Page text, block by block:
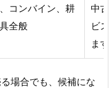
コンバイン、耕
全般
中
ビ
ま
場合でも、候補にな